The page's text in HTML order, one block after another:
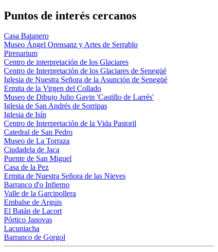
Puntos de interés cercanos
Casa Batanero
Museo Ángel Orensanz y Artes de Serrablo
Pirenarium
Centro de interpretación de los Glaciares
Centro de Interpretación de los Glaciares de Senegüé
Iglesia de Nuestra Señora de la Asunción de Senegüé
Ermita de la Virgen del Collado
Museo de Dibujo Julio Gavin 'Castillo de Larrés'
Iglesia de San Andrés de Sorripas
Iglesia de Isín
Centro de Interpretación de la Vida Pastoril
Catedral de San Pedro
Museo de La Torraza
Ciudadela de Jaca
Puente de San Miguel
Casa de la Pez
Ermita de Nuestra Señora de las Nieves
Barranco d'o Infierno
Valle de la Garcipollera
Embalse de Arguis
El Batán de Lacort
Pórtico Janovas
Lacuniacha
Barranco de Gorgol